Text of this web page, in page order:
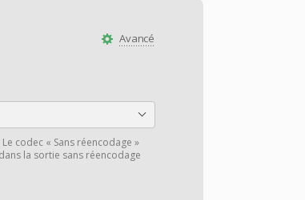
Avancé
codec « Sans réencodage »
la sortie sans réencodage